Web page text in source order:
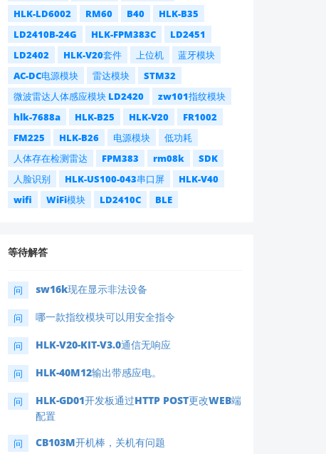
HLK-LD6002
RM60 B40
HLK-B35
LD2410B-24G
HLK-FPM383C
LD2451
LD2402
HLK-V20套件 上位机
蓝牙模块
AC-DC电源模块
雷达模块
STM32
微波雷达人体感应模块 LD2420
zw101指纹模块
hlk-7688a
HLK-B25 HLK-V20
FR1002
FM225
HLK-B26 电源模块
低功耗
人体存在检测雷达
FPM383 rm08k
SDK
人脸识别
HLK-US100-043串口屏
HLK-V40
wifi
WiFi模块 LD2410C BLE
等待解答
问 sw16k现在显示非法设备
问 哪一款指纹模块可以用安全指令
问 HLK-V20-KIT-V3.0通信无响应
问 HLK-40M12输出带感应电。
问
HLK-GD01开发板通过HTTP POST更改WEB端
配置
问 CB103M开机棒，关机有问题